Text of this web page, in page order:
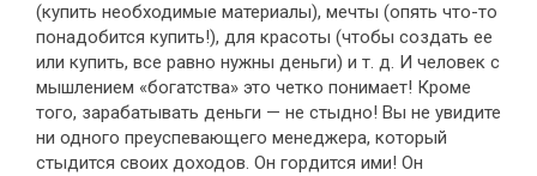
(купить необходимые материалы), мечты (опять что-то
понадобится купить!), для красоты (чтобы создать ее
или купить, все равно нужны деньги) и т. д. И человек с
мышлением «богатства» это четко понимает! Кроме
того, зарабатывать деньги — не стыдно! Вы не увидите
ни одного преуспевающего менеджера, который
стыдится своих доходов. Он гордится ими! Он